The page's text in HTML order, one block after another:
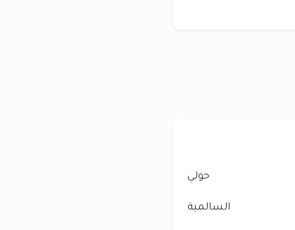
حولي
السالمية